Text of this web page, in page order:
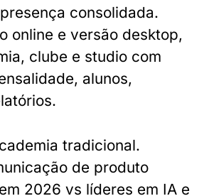
consolidada.
online e versão desktop,
clube e studio com
alunos,
tradicional.
de produto
2026 vs líderes em IA e